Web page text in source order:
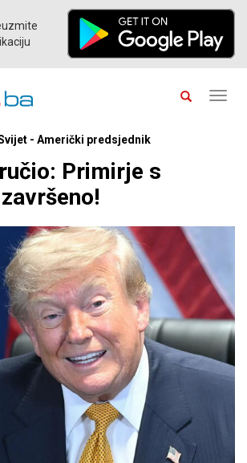
- Američki predsjednik
Primirje s